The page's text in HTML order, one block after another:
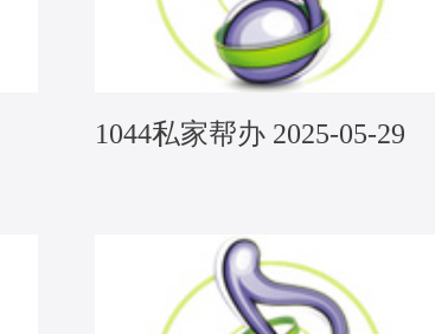
1044私家帮办 2025-05-29